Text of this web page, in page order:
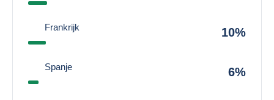
Frankrijk 10%
Spanje 6%